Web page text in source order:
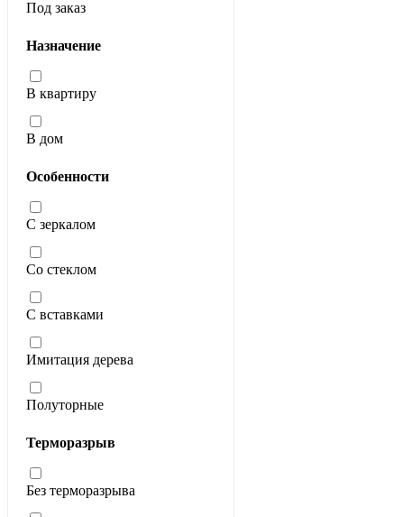
Под заказ
Назначение
В квартиру
В дом
Особенности
С зеркалом
Со стеклом
С вставками
Имитация дерева
Полуторные
Терморазрыв
Без терморазрыва